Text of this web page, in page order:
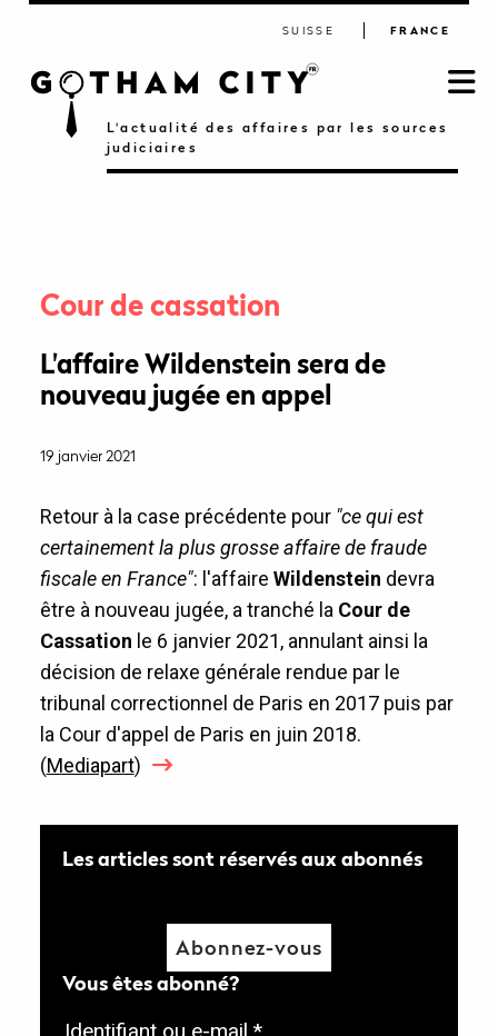
L'actualité des affaires par les sources
judiciaires
SUISSE FRANCE
Cour de cassation
L'affaire Wildenstein sera de
nouveau jugée en appel
19 janvier 2021
Retour à la case précédente pour "ce qui est
certainement la plus grosse affaire de fraude
fiscale en France": l'affaire Wildenstein devra
être à nouveau jugée, a tranché la Cour de
Cassation le 6 janvier 2021, annulant ainsi la
décision de relaxe générale rendue par le
tribunal correctionnel de Paris en 2017 puis par
la Cour d'appel de Paris en juin 2018.
(Mediapart)
Les articles sont réservés aux abonnés
Abonnez-vous
Vous êtes abonné?
O